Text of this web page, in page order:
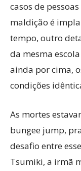
casos de
maldição é
tempo, outro
da mesma
ainda por cima,
condições
As mortes
bungee jump,
desafio entre
Tsumiki, a irmã